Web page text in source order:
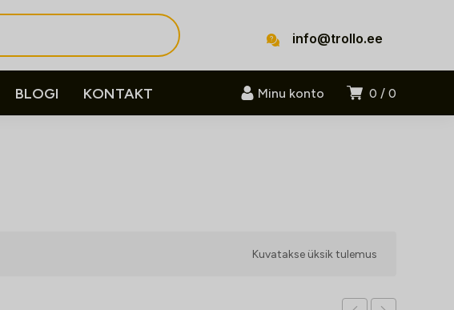
info@trollo.ee
0 0
Minu konto
BLOGI KONTAKT
Kuvatakse üksik tulemus